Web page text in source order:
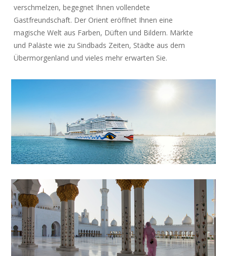
verschmelzen, begegnet Ihnen vollendete
Gastfreundschaft. Der Orient eröffnet Ihnen eine
magische Welt aus Farben, Düften und Bildern. Märkte
und Paläste wie zu Sindbads Zeiten, Städte aus dem
Übermorgenland und vieles mehr erwarten Sie.